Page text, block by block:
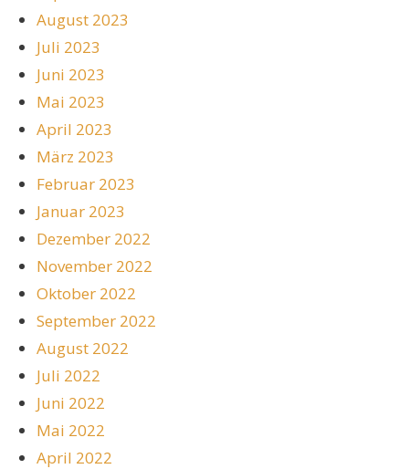
August 2023
Juli 2023
Juni 2023
Mai 2023
April 2023
März 2023
Februar 2023
Januar 2023
Dezember 2022
November 2022
Oktober 2022
September 2022
August 2022
Juli 2022
Juni 2022
Mai 2022
April 2022